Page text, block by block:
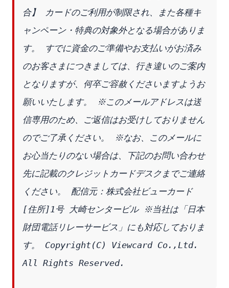
合】 カードのご利用が制限され、また各種キ
ャンペーン・特典の対象外となる場合がありま
す。 すでに資金のご準備やお支払いがお済み
のお客さまにつきましては、行き違いのご案内
となりますが、何卒ご容赦くださいますようお
願いいたします。 ※このメールアドレスは送
信専用のため、ご返信はお受けしておりません
のでご了承ください。 ※なお、このメールに
お心当たりのない場合は、下記のお問い合わせ
先に記載のクレジットカードデスクまでご連絡
ください。 配信元：株式会社ビューカード
[住所]1号 大崎センタービル ※当社は「日本
財団電話リレーサービス」にも対応しておりま
す。 Copyright(C) Viewcard Co.,Ltd.
All Rights Reserved.